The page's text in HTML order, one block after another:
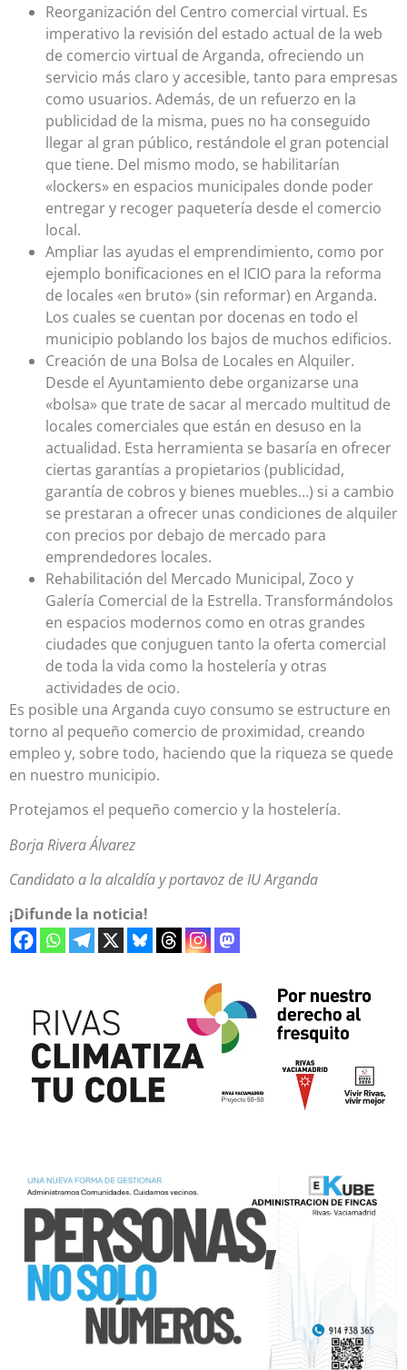
Reorganización del Centro comercial virtual. Es
imperativo la revisión del estado actual de la web
de comercio virtual de Arganda, ofreciendo un
servicio más claro y accesible, tanto para empresas
como usuarios. Además, de un refuerzo en la
publicidad de la misma, pues no ha conseguido
llegar al gran público, restándole el gran potencial
que tiene. Del mismo modo, se habilitarían
«lockers» en espacios municipales donde poder
entregar y recoger paquetería desde el comercio
local.
Ampliar las ayudas el emprendimiento, como por
ejemplo bonificaciones en el ICIO para la reforma
de locales «en bruto» (sin reformar) en Arganda.
Los cuales se cuentan por docenas en todo el
municipio poblando los bajos de muchos edificios.
Creación de una Bolsa de Locales en Alquiler.
Desde el Ayuntamiento debe organizarse una
«bolsa» que trate de sacar al mercado multitud de
locales comerciales que están en desuso en la
actualidad. Esta herramienta se basaría en ofrecer
ciertas garantías a propietarios (publicidad,
garantía de cobros y bienes muebles…) si a cambio
se prestaran a ofrecer unas condiciones de alquiler
con precios por debajo de mercado para
emprendedores locales.
Rehabilitación del Mercado Municipal, Zoco y
Galería Comercial de la Estrella. Transformándolos
en espacios modernos como en otras grandes
ciudades que conjuguen tanto la oferta comercial
de toda la vida como la hostelería y otras
actividades de ocio.
Es posible una Arganda cuyo consumo se estructure en
torno al pequeño comercio de proximidad, creando
empleo y, sobre todo, haciendo que la riqueza se quede
en nuestro municipio.
Protejamos el pequeño comercio y la hostelería.
Borja Rivera Álvarez
Candidato a la alcaldía y portavoz de IU Arganda
¡Difunde la noticia!